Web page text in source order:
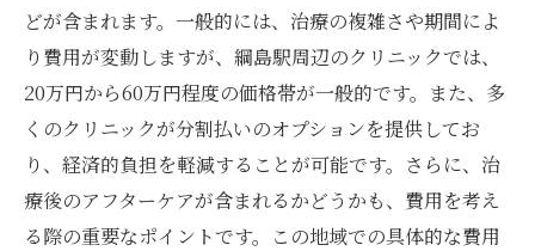
どが含まれます。一般的には、治療の複雑さや期間によ
り費用が変動しますが、綱島駅周辺のクリニックでは、
20万円から60万円程度の価格帯が一般的です。また、多
くのクリニックが分割払いのオプションを提供してお
り、経済的負担を軽減することが可能です。さらに、治
療後のアフターケアが含まれるかどうかも、費用を考え
る際の重要なポイントです。この地域での具体的な費用